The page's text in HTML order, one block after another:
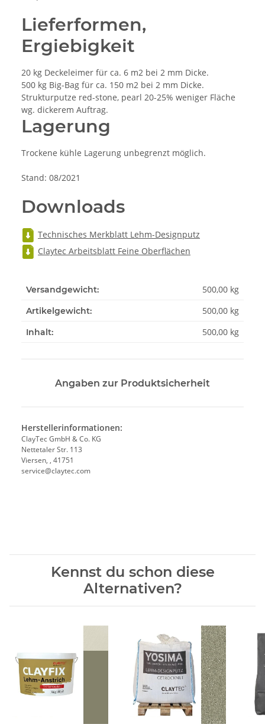
Lieferformen,
Ergiebigkeit
20 kg Deckeleimer für ca. 6 m2 bei 2 mm Dicke.
500 kg Big-Bag für ca. 150 m2 bei 2 mm Dicke.
Strukturputze red-stone, pearl 20-25% weniger Fläche
wg. dickerem Auftrag.
Lagerung
Trockene kühle Lagerung unbegrenzt möglich.
Stand: 08/2021
Downloads
Technisches Merkblatt Lehm-Designputz
Claytec Arbeitsblatt Feine Oberflächen
Versandgewicht: 500,00 kg
Artikelgewicht: 500,00 kg
Inhalt: 500,00 kg
Angaben zur Produktsicherheit
Herstellerinformationen:
ClayTec GmbH & Co. KG
Nettetaler Str. 113
Viersen, , 41751
service@claytec.com
Kennst du schon diese
Alternativen?